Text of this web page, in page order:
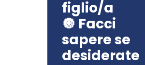
figlio/a
🔘 Facci
sapere se
desiderate